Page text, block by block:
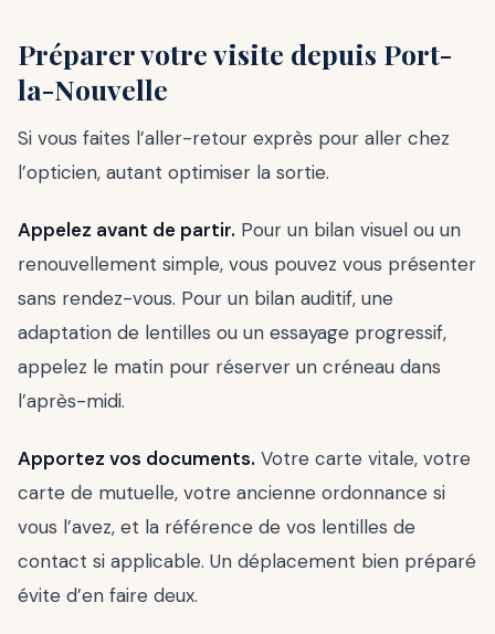
Préparer votre visite depuis Port-
la-Nouvelle
Si vous faites l’aller-retour exprès pour aller chez
l’opticien, autant optimiser la sortie.
Appelez avant de partir. Pour un bilan visuel ou un
renouvellement simple, vous pouvez vous présenter
sans rendez-vous. Pour un bilan auditif, une
adaptation de lentilles ou un essayage progressif,
appelez le matin pour réserver un créneau dans
l’après-midi.
Apportez vos documents. Votre carte vitale, votre
carte de mutuelle, votre ancienne ordonnance si
vous l’avez, et la référence de vos lentilles de
contact si applicable. Un déplacement bien préparé
évite d’en faire deux.